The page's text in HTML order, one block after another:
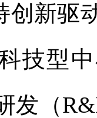
创新
技型
发（